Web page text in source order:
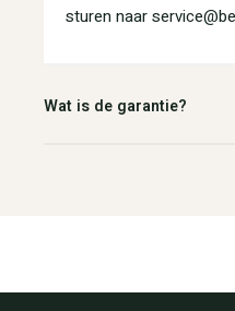
sturen naar
Wat is de garantie?